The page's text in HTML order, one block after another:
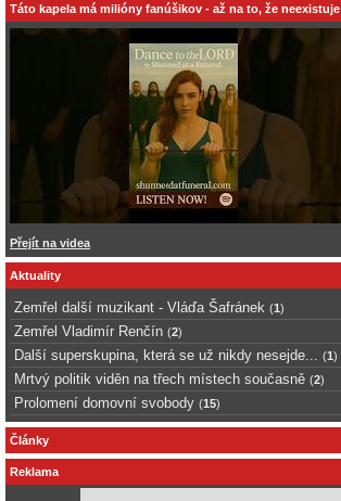
Táto kapela má milióny fanúšikov - až na to, že neexistuje
Přejít na videa
Aktuality
Zemřel další muzikant - Vláďa Šafránek (1)
Zemřel Vladimír Renčín (2)
Další superskupina, která se už nikdy nesejde... (1)
Mrtvý politik viděn na třech místech současně (2)
Prolomení domovní svobody (15)
Články
Reklama